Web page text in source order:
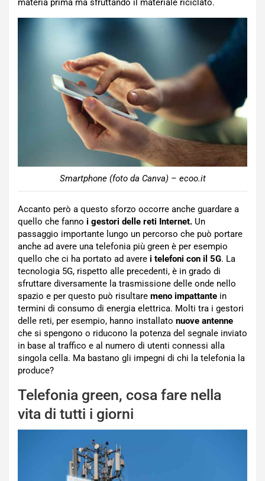
materia prima ma sfruttando il materiale riciclato.
Smartphone (foto da Canva) – ecoo.it
Accanto però a questo sforzo occorre anche guardare a
quello che fanno i gestori delle reti Internet. Un
passaggio importante lungo un percorso che può portare
anche ad avere una telefonia più green è per esempio
quello che ci ha portato ad avere i telefoni con il 5G. La
tecnologia 5G, rispetto alle precedenti, è in grado di
sfruttare diversamente la trasmissione delle onde nello
spazio e per questo può risultare meno impattante in
termini di consumo di energia elettrica. Molti tra i gestori
delle reti, per esempio, hanno installato nuove antenne
che si spengono o riducono la potenza del segnale inviato
in base al traffico e al numero di utenti connessi alla
singola cella. Ma bastano gli impegni di chi la telefonia la
produce?
Telefonia green, cosa fare nella
vita di tutti i giorni